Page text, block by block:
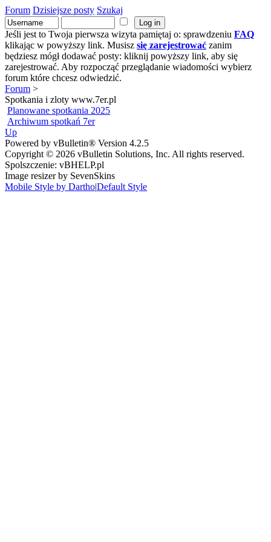
Forum Dzisiejsze posty Szukaj
Jeśli jest to Twoja pierwsza wizyta pamiętaj o: sprawdzeniu FAQ
klikając w powyższy link. Musisz się zarejestrować zanim
będziesz mógł dodawać posty: kliknij powyższy link, aby się
zarejestrować. Aby rozpocząć przeglądanie wiadomości wybierz
forum które chcesz odwiedzić.
Forum >
Spotkania i zloty www.7er.pl
Planowane spotkania 2025
Archiwum spotkań 7er
Up
Powered by vBulletin® Version 4.2.5
Copyright © 2026 vBulletin Solutions, Inc. All rights reserved.
Spolszczenie: vBHELP.pl
Image resizer by SevenSkins
Mobile Style by Dartho|Default Style